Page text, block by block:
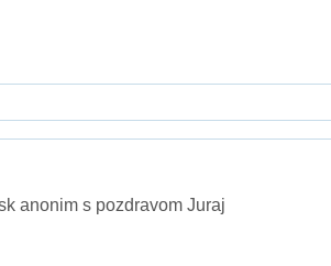
anonim s pozdravom Juraj